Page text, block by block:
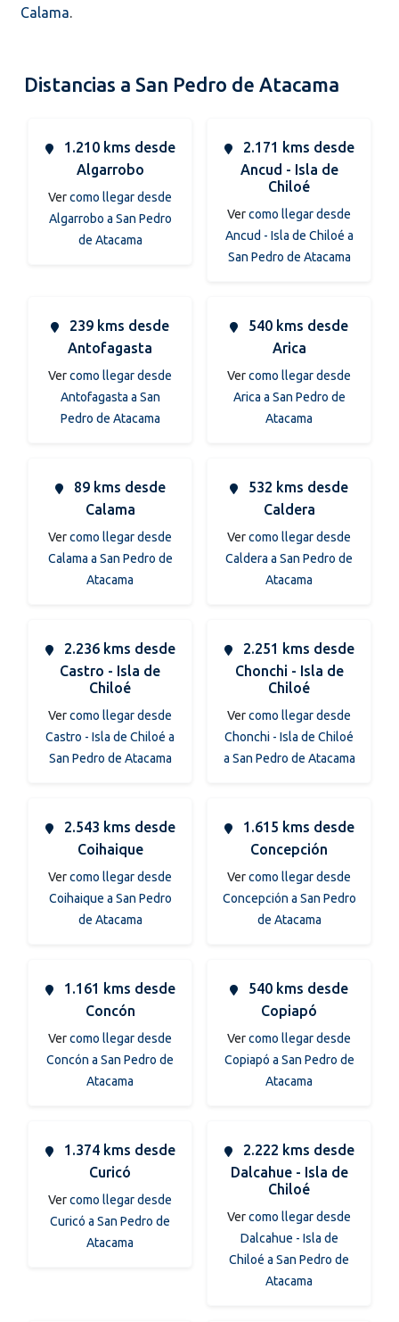
Calama.
Distancias a San Pedro de Atacama
1.210 kms desde
Algarrobo
Vercomo llegar desde
Algarrobo a San Pedro
de Atacama
2.171 kms desde
Ancud - Isla de
Chiloé
Vercomo llegar desde
Ancud - Isla de Chiloé a
San Pedro de Atacama
239 kms desde
Antofagasta
Vercomo llegar desde
Antofagasta a San
Pedro de Atacama
540 kms desde
Arica
Vercomo llegar desde
Arica a San Pedro de
Atacama
89 kms desde
Calama
Vercomo llegar desde
Calama a San Pedro de
Atacama
532 kms desde
Caldera
Vercomo llegar desde
Caldera a San Pedro de
Atacama
2.236 kms desde
Castro - Isla de
Chiloé
Vercomo llegar desde
Castro - Isla de Chiloé a
San Pedro de Atacama
2.251 kms desde
Chonchi - Isla de
Chiloé
Vercomo llegar desde
Chonchi - Isla de Chiloé
a San Pedro de Atacama
2.543 kms desde
Coihaique
Vercomo llegar desde
Coihaique a San Pedro
de Atacama
1.615 kms desde
Concepción
Vercomo llegar desde
Concepción a San Pedro
de Atacama
1.161 kms desde
Concón
Vercomo llegar desde
Concón a San Pedro de
Atacama
540 kms desde
Copiapó
Vercomo llegar desde
Copiapó a San Pedro de
Atacama
1.374 kms desde
Curicó
Vercomo llegar desde
Curicó a San Pedro de
Atacama
2.222 kms desde
Dalcahue - Isla de
Chiloé
Vercomo llegar desde
Dalcahue - Isla de
Chiloé a San Pedro de
Atacama